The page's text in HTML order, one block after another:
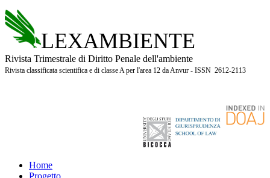
LEXAMBIENTE
Rivista Trimestrale di Diritto Penale dell'ambiente
Rivista classificata scientifica e di classe A per l'area 12 da Anvur - ISSN 2612-2113
Home
Progetto